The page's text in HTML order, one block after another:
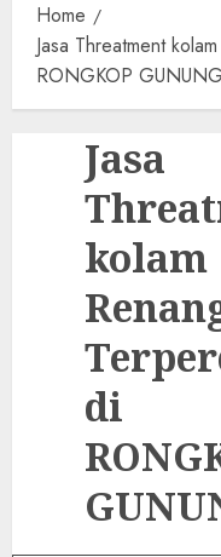
Home
Jasa Threatment
RONGKOP
Jasa
kolam
di